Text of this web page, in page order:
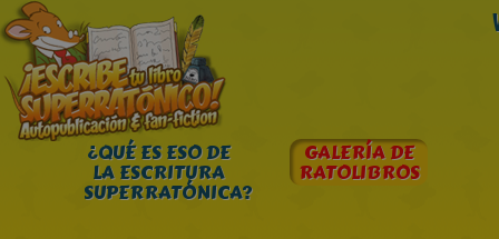
¿QUÉ ES ESO DE
LA ESCRITURA
SUPERRATÓNICA?
GALERÍA DE
RATOLIBROS